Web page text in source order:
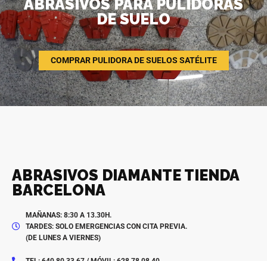
ABRASIVOS PARA PULIDORAS
DE SUELO
COMPRAR PULIDORA DE SUELOS SATÉLITE
ABRASIVOS DIAMANTE TIENDA
BARCELONA
MAÑANAS: 8:30 A 13.30H.
TARDES: SOLO EMERGENCIAS CON CITA PREVIA.
(DE LUNES A VIERNES)